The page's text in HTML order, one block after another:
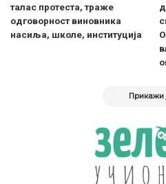
талас протеста, траже
одговорност виновника
насиља, школе, институција
Прикажи